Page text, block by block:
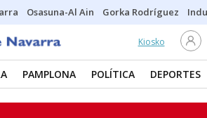
Osasuna-Al Ain Gorka Rodríguez
Kiosko
PAMPLONA POLÍTICA DEPORTES